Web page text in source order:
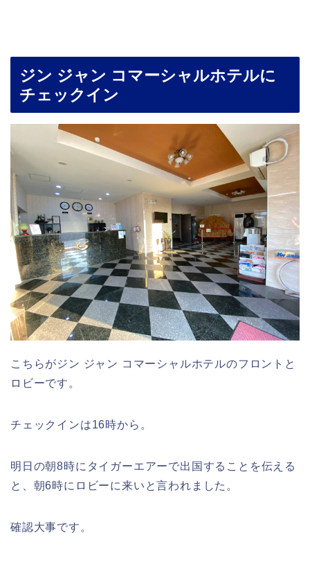
ジン ジャン コマーシャルホテルに
チェックイン
こちらがジン ジャン コマーシャルホテルのフロントと
ロビーです。
チェックインは16時から。
明日の朝8時にタイガーエアーで出国することを伝える
と、朝6時にロビーに来いと言われました。
確認大事です。